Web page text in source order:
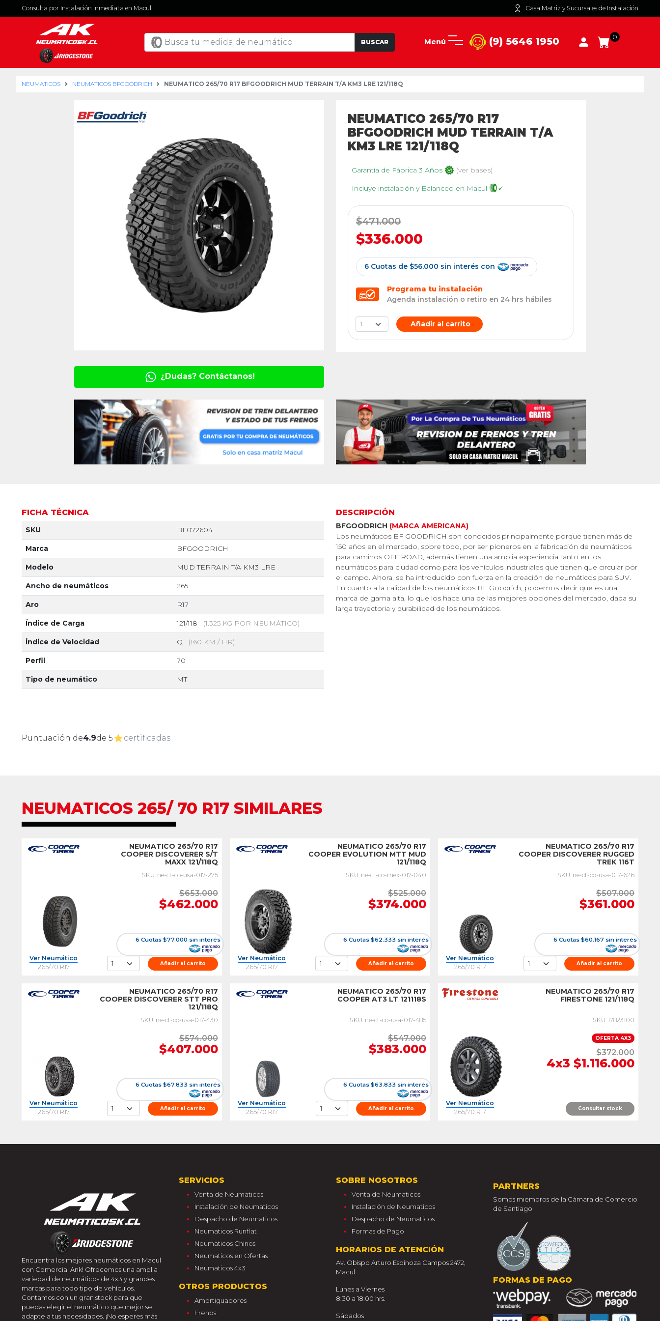
Consulta por Instalación inmediata en Macul! Casa Matriz y Sucursales de Instalación
BUSCAR Menú (9) 5646 1950 0
NEUMATICOS NEUMATICOS BFGOODRICH NEUMATICO 265/70 R17 BFGOODRICH MUD TERRAIN T/A KM3 LRE 121/118Q
¿Dudas? Contáctanos!
NEUMATICO 265/70 R17
BFGOODRICH MUD TERRAIN T/A
KM3 LRE 121/118Q
Garantía de Fábrica 3 Años (ver bases)
Incluye instalación y Balanceo en Macul
$471.000
$336.000
6 Cuotas de $56.000 sin interés con
Programa tu instalación
Agenda instalación o retiro en 24 hrs hábiles
Añadir al carrito
FICHA TÉCNICA
SKU BF072604
Marca BFGOODRICH
Modelo MUD TERRAIN T/A KM3 LRE
Ancho de neumáticos 265
Aro R17
Índice de Carga 121/118 (1.325 KG POR NEUMÁTICO)
Índice de Velocidad Q (160 KM / HR)
Perfil 70
Tipo de neumático MT
DESCRIPCIÓN
BFGOODRICH (MARCA AMERICANA)
Los neumáticos BF GOODRICH son conocidos principalmente porque tienen más de
150 años en el mercado, sobre todo, por ser pioneros en la fabricación de neumáticos
para caminos OFF ROAD, además tienen una amplia experiencia tanto en los
neumáticos para ciudad como para los vehículos industriales que tienen que circular por
el campo. Ahora, se ha introducido con fuerza en la creación de neumáticos para SUV.
En cuanto a la calidad de los neumáticos BF Goodrich, podemos decir que es una
marca de gama alta, lo que los hace una de las mejores opciones del mercado, dada su
larga trayectoria y durabilidad de los neumáticos.
Puntuación de4.9de 5 certificadas
NEUMATICOS 265/ 70 R17 SIMILARES
NEUMATICO 265/70 R17
COOPER DISCOVERER S/T
MAXX 121/118Q
SKU: ne-ct-co-usa-017-275
$653.000
$462.000
6 Cuotas $77.000 sin interés
Ver Neumático
265/70 R17
Añadir al carrito
NEUMATICO 265/70 R17
COOPER EVOLUTION MTT MUD
121/118Q
SKU: ne-ct-co-mex-017-040
$525.000
$374.000
6 Cuotas $62.333 sin interés
Ver Neumático
265/70 R17
Añadir al carrito
NEUMATICO 265/70 R17
COOPER DISCOVERER RUGGED
TREK 116T
SKU: ne-ct-co-usa-017-626
$507.000
$361.000
6 Cuotas $60.167 sin interés
Ver Neumático
265/70 R17
Añadir al carrito
NEUMATICO 265/70 R17
COOPER DISCOVERER STT PRO
121/118Q
SKU: ne-ct-co-usa-017-430
$574.000
$407.000
6 Cuotas $67.833 sin interés
Ver Neumático
265/70 R17
Añadir al carrito
NEUMATICO 265/70 R17
COOPER AT3 LT 121118S
SKU: ne-ct-co-usa-017-485
$547.000
$383.000
6 Cuotas $63.833 sin interés
Ver Neumático
265/70 R17
Añadir al carrito
NEUMATICO 265/70 R17
FIRESTONE 121/118Q
SKU: 17823100
OFERTA 4X3
$372.000
4x3 $1.116.000
Ver Neumático
265/70 R17
Consultar stock
Encuentra los mejores neumáticos en Macul
con Comercial Ank! Ofrecemos una amplia
variedad de neumáticos de 4x3 y grandes
marcas para todo tipo de vehículos.
Contamos con un gran stock para que
puedas elegir el neumático que mejor se
adapte a tus necesidades. ¡No esperes más
SERVICIOS
Venta de Néumaticos
Instalación de Neumaticos
Despacho de Neumaticos
Neumaticos Runflat
Neumaticos Chinos
Neumaticos en Ofertas
Neumaticos 4x3
OTROS PRODUCTOS
Amortiguadores
Frenos
SOBRE NOSOTROS
Venta de Néumaticos
Instalación de Neumaticos
Despacho de Neumaticos
Formas de Pago
HORARIOS DE ATENCIÓN
Av. Obispo Arturo Espinoza Campos 2472,
Macul
Lunes a Viernes
8:30 a 18:00 hrs.
Sábados
PARTNERS
Somos miembros de la Cámara de Comercio
de Santiago
FORMAS DE PAGO